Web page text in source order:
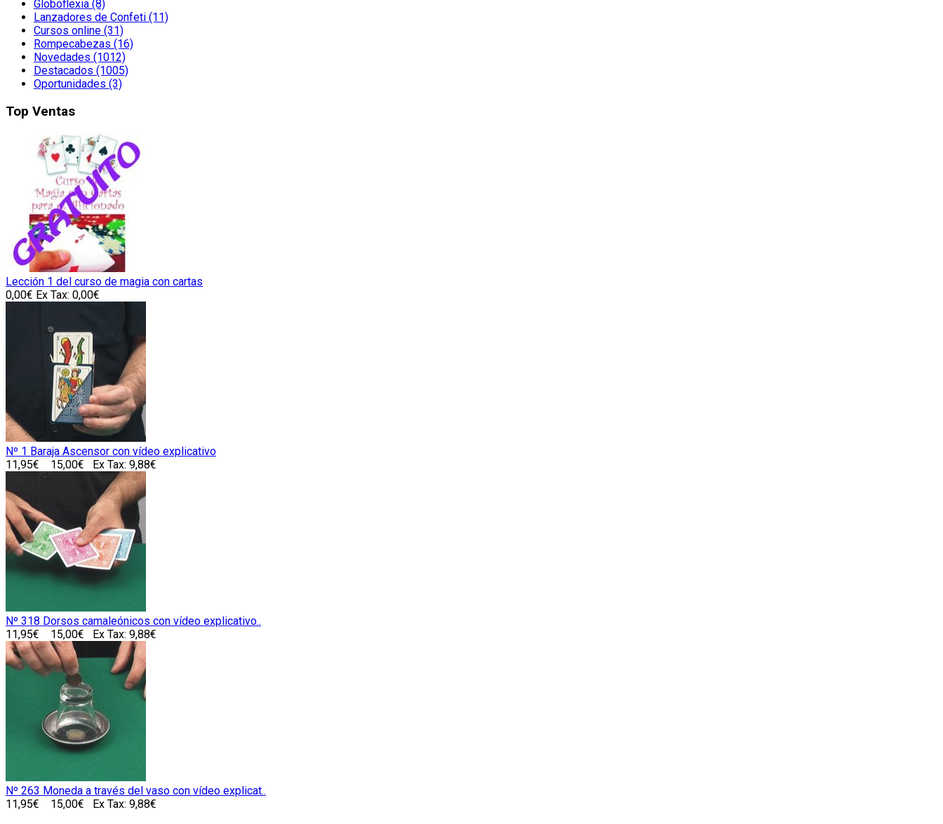
Globoflexia (8)
Lanzadores de Confeti (11)
Cursos online (31)
Rompecabezas (16)
Novedades (1012)
Destacados (1005)
Oportunidades (3)
Top Ventas
Lección 1 del curso de magia con cartas
0,00€ Ex Tax: 0,00€
Nº 1 Baraja Ascensor con vídeo explicativo
11,95€
15,00€ Ex Tax: 9,88€
Nº 318 Dorsos camaleónicos con vídeo explicativo..
11,95€
15,00€ Ex Tax: 9,88€
Nº 263 Moneda a través del vaso con vídeo explicat..
11,95€
15,00€ Ex Tax: 9,88€